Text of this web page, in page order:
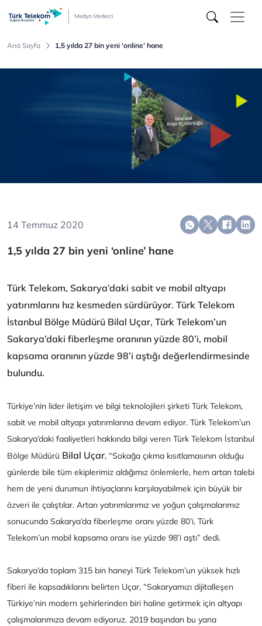
Telekom
Medya
Ana Sayfa 1,5 yılda 27 bin yeni ‘online’ hane
14 Temmuz 2020
1,5 yılda 27 bin yeni ‘online’ hane
Türk Telekom, Sakarya’daki sabit ve mobil altyapı
yatırımlarını hız kesmeden sürdürüyor. Türk Telekom
İstanbul Bölge Müdürü Bilal Uçar, Türk Telekom’un
Sakarya’daki fiberleşme oranının yüzde 80’i, mobil
kapsama oranının yüzde 98’i aştığı değerlendirmesinde
bulundu.
Türkiye’nin lider iletişim ve bilgi teknolojileri şirketi Türk Telekom,
sabit ve mobil altyapı yatırımlarına devam ediyor. Türk Telekom’un
Sakarya’daki faaliyetleri hakkında bilgi veren Türk Telekom İstanbul
Bölge Müdürü Bilal Uçar, “Sokağa çıkma kısıtlamasının olduğu
günlerde bile tüm ekiplerimiz aldığımız önlemlerle, hem artan talebi
hem de yeni durumun ihtiyaçlarını karşılayabilmek için büyük bir
özveri ile çalıştılar. Artan yatırımlarımız ve yoğun çalışmalarımız
sonucunda Sakarya’da fiberleşme oranı yüzde 80’i, Türk
Telekom’un mobil kapsama oranı ise yüzde 98’i aştı” dedi.
Sakarya’da toplam 315 bin haneyi Türk Telekom’un yüksek hızlı
fiberi ile kapsadıklarını belirten Uçar, “Sakaryamızı dijitalleşen
Türkiye’nin modern şehirlerinden biri haline getirmek için altyapı
çalışmalarımıza devam ediyoruz. 2019 başından bu yana